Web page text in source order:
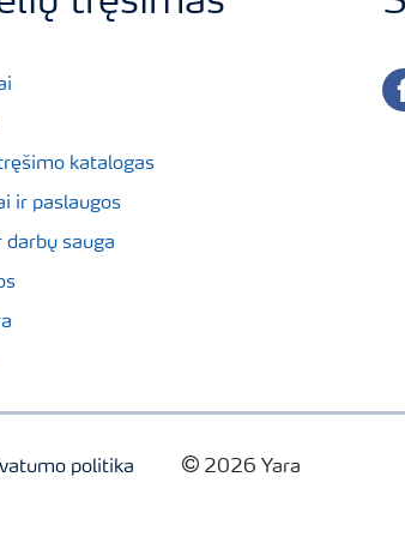
katalogas
ir paslaugos
darbų sauga
politika 2026 Yara